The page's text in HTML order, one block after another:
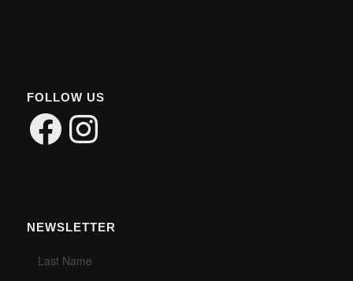
FOLLOW US
FacebookInstagram
NEWSLETTER